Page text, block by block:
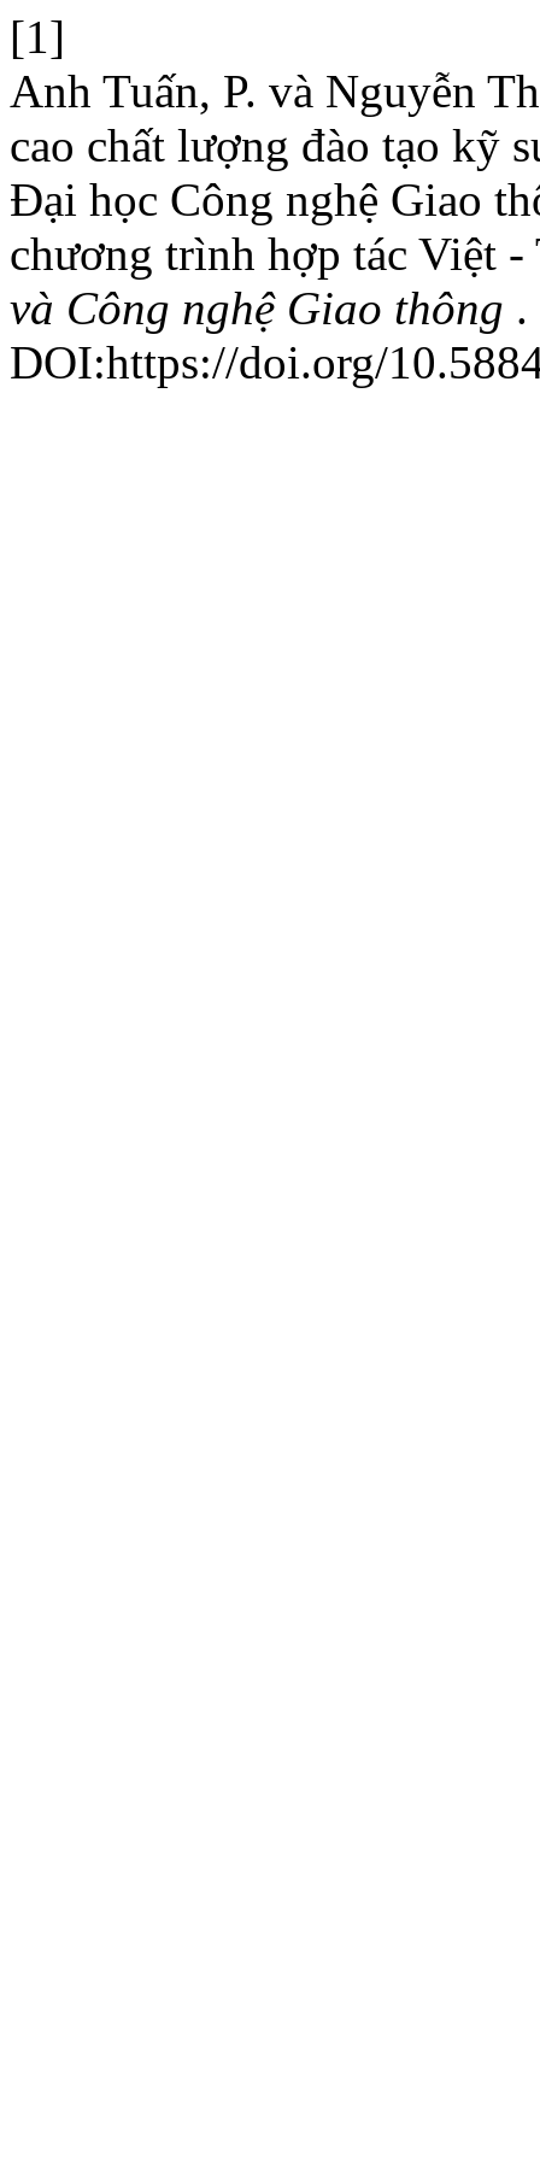
[1]
Anh Tuấn, P. và Nguyễn
cao chất lượng đào tạo kỹ
Đại học Công nghệ Giao
chương trình hợp tác Việt
và Công nghệ Giao thông .
DOI:https://doi.org/